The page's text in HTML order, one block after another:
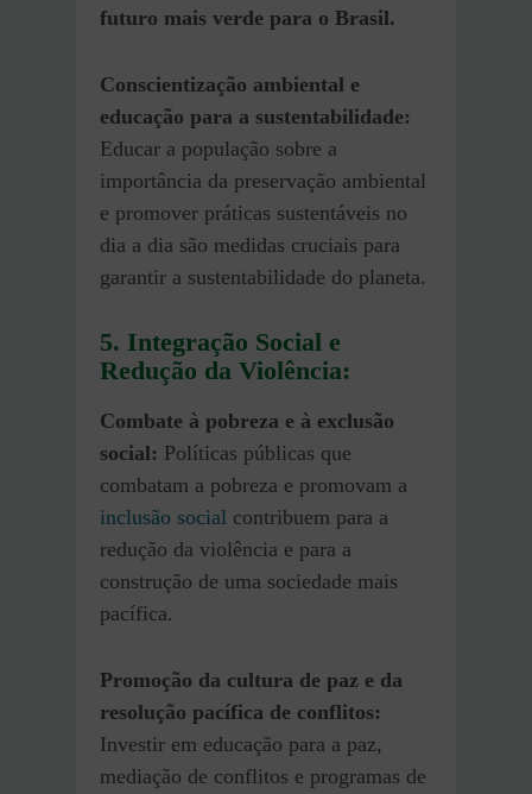
futuro mais verde para o Brasil.
Conscientização ambiental e
educação para a sustentabilidade:
Educar a população sobre a
importância da preservação ambiental
e promover práticas sustentáveis no
dia a dia são medidas cruciais para
garantir a sustentabilidade do planeta.
5. Integração Social e
Redução da Violência:
Combate à pobreza e à exclusão
social: Políticas públicas que
combatam a pobreza e promovam a
inclusão social contribuem para a
redução da violência e para a
construção de uma sociedade mais
pacífica.
Promoção da cultura de paz e da
resolução pacífica de conflitos:
Investir em educação para a paz,
mediação de conflitos e programas de